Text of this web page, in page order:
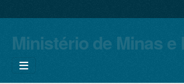
Ministério de Minas e